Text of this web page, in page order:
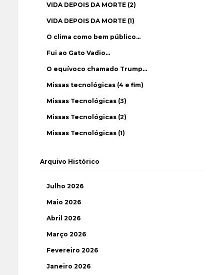
VIDA DEPOIS DA MORTE (2)
VIDA DEPOIS DA MORTE (1)
O clima como bem público…
Fui ao Gato Vadio…
O equívoco chamado Trump…
Missas tecnológicas (4 e fim)
Missas Tecnológicas (3)
Missas Tecnológicas (2)
Missas Tecnológicas (1)
Arquivo Histórico
Julho 2026
Maio 2026
Abril 2026
Março 2026
Fevereiro 2026
Janeiro 2026